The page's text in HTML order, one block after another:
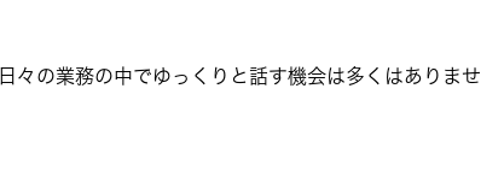
々の業務の中でゆっくりと話す機会は多くはありませ